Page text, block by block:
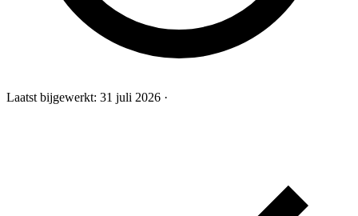
Laatst bijgewerkt: 31 juli 2026 ·